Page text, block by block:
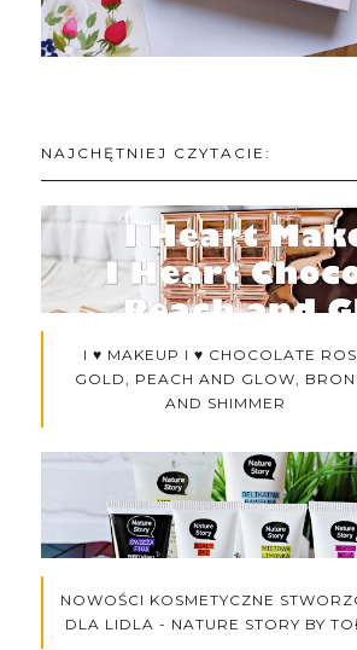
NAJCHĘTNIEJ CZYTACIE:
I ♥ MAKEUP I ♥ CHOCOLATE
GOLD, PEACH AND GLOW,
AND SHIMMER
NOWOŚCI KOSMETYCZNE
DLA LIDLA - NATURE STORY BY